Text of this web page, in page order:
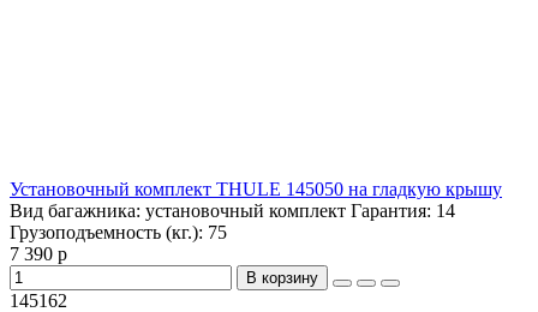
Установочный комплект THULE 145050 на гладкую крышу
Вид багажника: установочный комплект Гарантия: 14
Грузоподъемность (кг.): 75
7 390 р
В корзину
145162